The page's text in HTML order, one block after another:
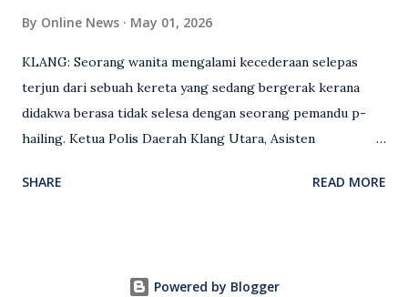
By Online News May 01, 2026
KLANG: Seorang wanita mengalami kecederaan selepas
terjun dari sebuah kereta yang sedang bergerak kerana
didakwa berasa tidak selesa dengan seorang pemandu p-
hailing. Ketua Polis Daerah Klang Utara, Asisten
(2 Mei), berkata pemandu berusia 47 tahun itu telah
ketika pengadu sedang membawa dua penumpang. “Tiba-
SHARE READ MORE
Powered by Blogger